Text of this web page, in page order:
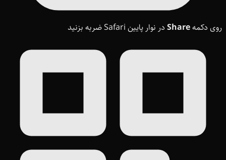
روی دکمهShare در نوار پایین Safari ضربه بزنید